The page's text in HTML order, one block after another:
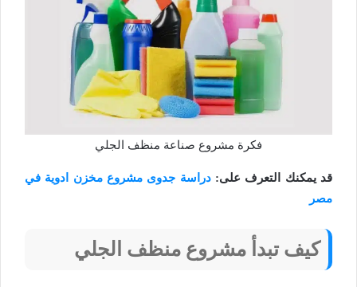
فكرة مشروع صناعة منظف الجلي
قد يمكنك التعرف على:دراسة جدوى مشروع مخزن ادوية في
مصر
كيف تبدأ مشروع منظف الجلي